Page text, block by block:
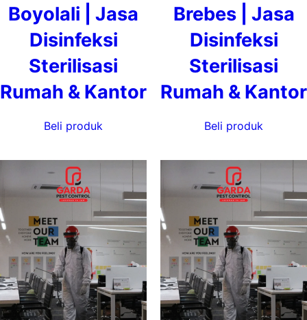
Boyolali | Jasa
Disinfeksi
Sterilisasi
Rumah & Kantor
Beli produk
Brebes | Jasa
Disinfeksi
Sterilisasi
Rumah & Kantor
Beli produk